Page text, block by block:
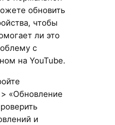
обновить
чтобы
ли это
с
на YouTube.
«Обновление
и